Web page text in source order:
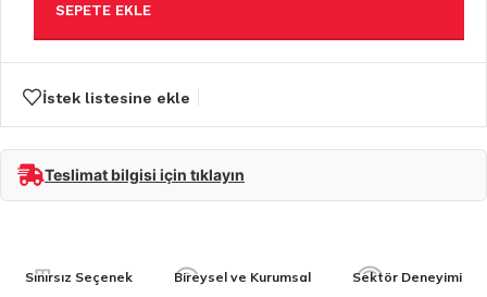
SEPETE EKLE
İstek listesine ekle
Teslimat bilgisi için tıklayın
Sınırsız Seçenek Bireysel ve Kurumsal Sektör Deneyimi